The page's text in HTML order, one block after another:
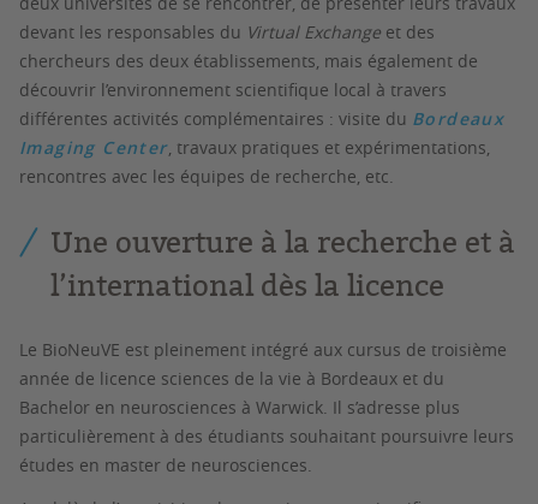
devant les responsables du Virtual Exchange et des
chercheurs des deux établissements, mais également de
découvrir l’environnement scientifique local à travers
différentes activités complémentaires : visite du Bordeaux
Imaging Center, travaux pratiques et expérimentations,
rencontres avec les équipes de recherche, etc.
Une ouverture à la recherche et à
l’international dès la licence
Le BioNeuVE est pleinement intégré aux cursus de troisième
année de licence sciences de la vie à Bordeaux et du
Bachelor en neurosciences à Warwick. Il s’adresse plus
particulièrement à des étudiants souhaitant poursuivre leurs
études en master de neurosciences.